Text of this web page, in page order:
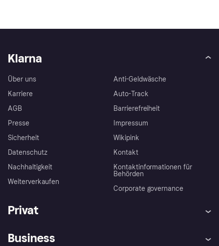
Klarna
Über uns
Karriere
AGB
Presse
Sicherheit
Datenschutz
Nachhaltigkeit
Weiterverkaufen
Anti-Geldwäsche
Auto-Track
Barrierefreiheit
Impressum
Wikipink
Kontakt
Kontaktinformationen für
Behörden
Corporate governance
Privat
Business